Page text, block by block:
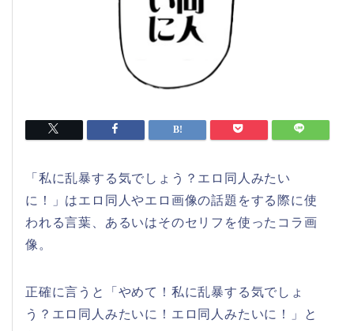
「私に乱暴する気でしょう？エロ同人みたい
に！」はエロ同人やエロ画像の話題をする際に使
われる言葉、あるいはそのセリフを使ったコラ画
像。
正確に言うと「やめて！私に乱暴する気でしょ
う？エロ同人みたいに！エロ同人みたいに！」と